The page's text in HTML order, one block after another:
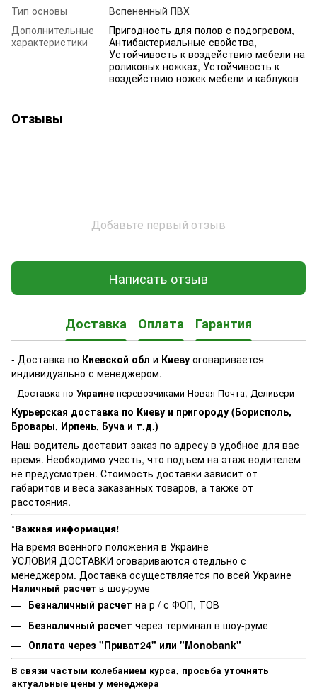
Тип основы
Вспененный ПВХ
Дополнительные
характеристики
Пригодность для полов с подогревом,
Антибактериальные свойства,
Устойчивость к воздействию мебели на
роликовых ножках, Устойчивость к
воздействию ножек мебели и каблуков
Отзывы
Добавьте первый отзыв
Написать отзыв
Доставка Оплата Гарантия
- Доставка по Киевской обл и Киеву оговаривается
индивидуально с менеджером.
- Доставка по Украине перевозчиками Новая Почта, Деливери
Курьерская доставка по Киеву и пригороду (Борисполь,
Бровары, Ирпень, Буча и т.д.)
Наш водитель доставит заказ по адресу в удобное для вас
время. Необходимо учесть, что подъем на этаж водителем
не предусмотрен. Стоимость доставки зависит от
габаритов и веса заказанных товаров, а также от
расстояния.
*Важная информация!
На время военного положения в Украине
УСЛОВИЯ ДОСТАВКИ оговариваются отедльно с
менеджером. Доставка осуществляется по всей Украине
Наличный расчет в шоу-руме
Безналичный расчет на р / с ФОП, ТОВ
Безналичный расчет через терминал в шоу-руме
Оплата через "Приват24" или "Monobank"
В связи частым колебанием курса, просьба уточнять
актуальные цены у менеджера